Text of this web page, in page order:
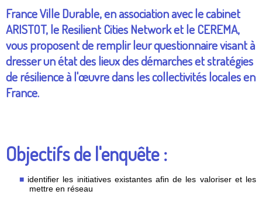
France Ville Durable, en association avec le cabinet
ARISTOT, le Resilient Cities Network et le CEREMA,
vous proposent de remplir leur questionnaire visant à
dresser un état des lieux des démarches et stratégies
de résilience à l'œuvre dans les collectivités locales en
France.
Objectifs de l'enquête :
identifier les initiatives existantes afin de les valoriser et les
mettre en réseau